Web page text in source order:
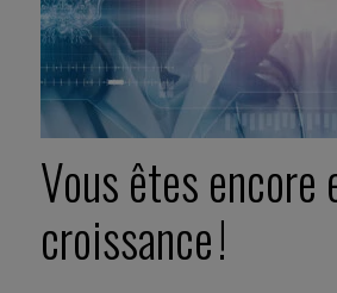
Vous êtes encore
croissance !